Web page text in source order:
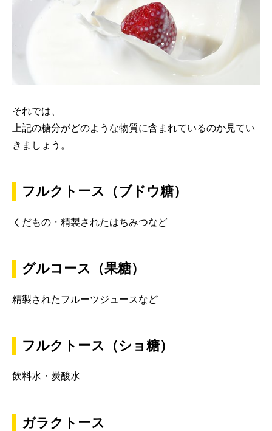
それでは、
上記の糖分がどのような物質に含まれているのか見てい
きましょう。
フルクトース（ブドウ糖）
くだもの・精製されたはちみつなど
グルコース（果糖）
精製されたフルーツジュースなど
フルクトース（ショ糖）
飲料水・炭酸水
ガラクトース